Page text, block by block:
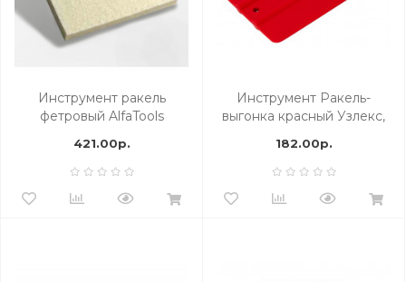
Инструмент ракель
фетровый AlfaTools
421.00р.
Инструмент Ракель-
выгонка красный Узлекс,
арт. 21910593
182.00р.